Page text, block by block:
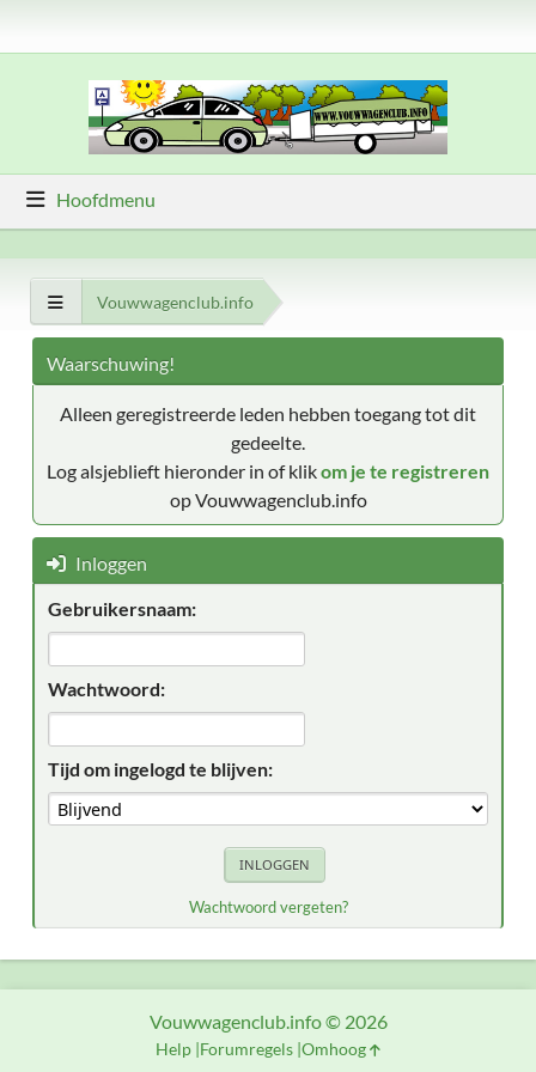
Hoofdmenu
Vouwwagenclub.info
Waarschuwing!
Alleen geregistreerde leden hebben toegang tot dit
gedeelte.
Log alsjeblieft hieronder in of klikom je te registreren
op Vouwwagenclub.info
Inloggen
Gebruikersnaam:
Wachtwoord:
Tijd om ingelogd te blijven:
Wachtwoord vergeten?
Vouwwagenclub.info © 2026
Help Forumregels Omhoog